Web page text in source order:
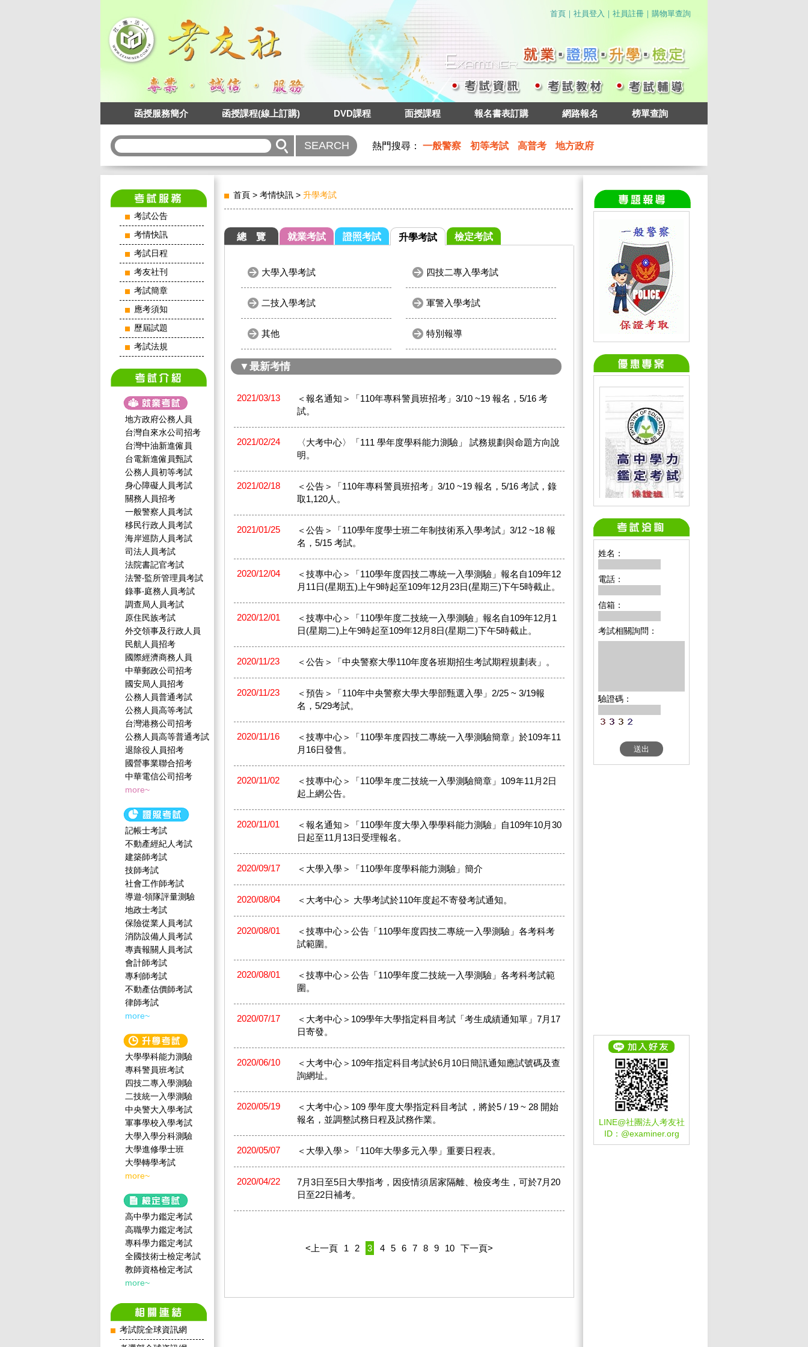
首頁 ｜ 社員登入 ｜ 社員註冊 ｜ 購物單查詢
函授服務簡介 函授課程(線上訂購) DVD課程 面授課程 報名書表訂購 網路報名 榜單查詢
熱門搜尋： 一般警察 初等考試 高普考 地方政府
考試公告
考情快訊
考試日程
考友社刊
考試簡章
應考須知
歷屆試題
考試法規
地方政府公務人員
台灣自來水公司招考
台灣中油新進僱員
台電新進僱員甄試
公務人員初等考試
身心障礙人員考試
關務人員招考
一般警察人員考試
移民行政人員考試
海岸巡防人員考試
司法人員考試
法院書記官考試
法警‧監所管理員考試
錄事‧庭務人員考試
調查局人員考試
原住民族考試
外交領事及行政人員
民航人員招考
國際經濟商務人員
中華郵政公司招考
國安局人員招考
公務人員普通考試
公務人員高等考試
台灣港務公司招考
公務人員高等普通考試
退除役人員招考
國營事業聯合招考
中華電信公司招考
more~
記帳士考試
不動產經紀人考試
建築師考試
技師考試
社會工作師‍考試
導遊‧領隊評量測驗
地政士考試
保險從業人員考試
消防設備人員考試
專責報關人員考試
會計師考試
專利師考試
不動產估價師考試
律師考試
more~
大學學科能力測驗
專科警員班考試
四技二專入學測驗
二技統一入學測驗
中央警大入學考試
軍事學校入學考試
大學入學分科測驗
大學進修學士班
大學轉學考試
more~
高中學力鑑定考試
高職學力鑑定考試
專科學力鑑定考試
全國技術士檢定考試
教師資格檢定考試
more~
考試院全球資訊網
首頁 > 考情快訊 > 升學考試
總 覽 就業考試 證照考試 升學考試 檢定考試
大學入學考試 四技二專入學考試
二技入學考試 軍警入學考試
其他 特別報導
▼最新考情
2021/03/13
＜報名通知＞「110年專科警員班招考」3/10 ~19 報名，5/16 考
試。
2021/02/24
〈大考中心〉「111 學年度學科能力測驗」 試務規劃與命題方向說
明。
2021/02/18
＜公告＞「110年專科警員班招考」3/10 ~19 報名，5/16 考試，錄
取1,120人。
2021/01/25
＜公告＞「110學年度學士班二年制技術系入學考試」3/12 ~18 報
名，5/15 考試。
2020/12/04
＜技專中心＞「110學年度四技二專統一入學測驗」報名自109年12
月11日(星期五)上午9時起至109年12月23日(星期三)下午5時截止。
2020/12/01
＜技專中心＞「110學年度二技統一入學測驗」報名自109年12月1
日(星期二)上午9時起至109年12月8日(星期二)下午5時截止。
2020/11/23 ＜公告＞「中央警察大學110年度各班期招生考試期程規劃表」。
2020/11/23
＜預告＞「110年中央警察大學大學部甄選入學」2/25 ~ 3/19報
名，5/29考試。
2020/11/16
＜技專中心＞「110學年度四技二專統一入學測驗簡章」於109年11
月16日發售。
2020/11/02
＜技專中心＞「110學年度二技統一入學測驗簡章」109年11月2日
起上網公告。
2020/11/01
＜報名通知＞「110學年度大學入學學科能力測驗」自109年10月30
日起至11月13日受理報名。
2020/09/17 ＜大學入學＞「110學年度學科能力測驗」簡介
2020/08/04 ＜大考中心＞ 大學考試於110年度起不寄發考試通知。
2020/08/01
＜技專中心＞公告「110學年度四技二專統一入學測驗」各考科考
試範圍。
2020/08/01
＜技專中心＞公告「110學年度二技統一入學測驗」各考科考試範
圍。
2020/07/17
＜大考中心＞109學年大學指定科目考試「考生成績通知單」7月17
日寄發。
2020/06/10
＜大考中心＞109年指定科目考試於6月10日簡訊通知應試號碼及查
詢網址。
2020/05/19
＜大考中心＞109 學年度大學指定科目考試 ，將於5 / 19 ~ 28 開始
報名，並調整試務日程及試務作業。
2020/05/07 ＜大學入學＞「110年大學多元入學」重要日程表。
2020/04/22
7月3日至5日大學指考，因疫情須居家隔離、檢疫考生，可於7月20
日至22日補考。
<上一頁 1 2 3 4 5 6 7 8 9 10 下一頁>
姓名：
電話：
信箱：
考試相關詢問：
驗證碼：
LINE@社團法人考友社
ID： @examiner.org